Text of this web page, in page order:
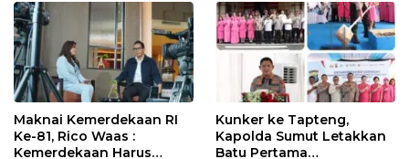
Maknai Kemerdekaan RI
Ke-81, Rico Waas :
Kemerdekaan Harus
Kunker ke Tapteng,
Kapolda Sumut Letakkan
Batu Pertama